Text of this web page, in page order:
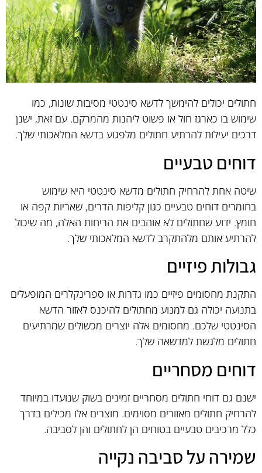
חתולים יכולים להימשך לדשא סינטטי מסיבות שונות, כמו
שימוש בו כארגז חול או פשוט ליהנות מהמרקם. עם זאת, ישנן
דרכים יעילות להרתיע חתולים מלפגוע בדשא המלאכותי שלך.
דוחים טבעיים
שיטה אחת להרחיק חתולים מדשא סינטטי היא שימוש
בחומרים דוחים טבעיים כגון קליפות הדרים, שאריות קפה או
חומץ. ידוע שחתולים לא אוהבים את הריחות האלה, מה שיכול
להרתיע אותם מלהתקרב לדשא המלאכותי שלך.
גבולות פיזיים
התקנת מחסומים פיזיים כמו גדרות או ספרינקלרים המופעלים
בתנועה יכולה גם למנוע מחתולים להיכנס לאזור הדשא
הסינטטי שלכם. מחסומים אלה יוצרים מכשולים שמרתיעים
חתולים מלגשת למדשאה שלך.
דוחים מסחריים
ישנם גם דוחי חתולים מסחריים זמינים בשוק שנועדו במיוחד
להרחיק חתולים מאזורים מסוימים. מוצרים אלו מכילים בדרך
כלל מרכיבים טבעיים בטוחים הן לחתולים והן לסביבה.
שמירה על סביבה נקייה